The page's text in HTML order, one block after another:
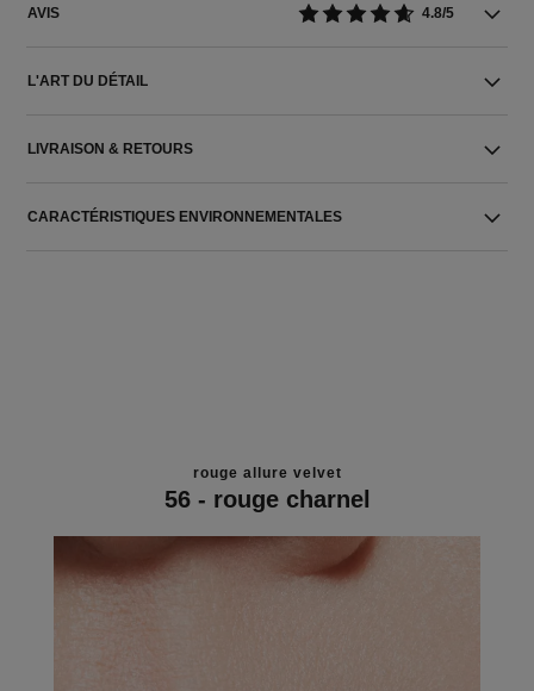
AVIS 4.8/5
L'ART DU DÉTAIL
LIVRAISON & RETOURS
CARACTÉRISTIQUES ENVIRONNEMENTALES
rouge allure velvet
56 - rouge charnel